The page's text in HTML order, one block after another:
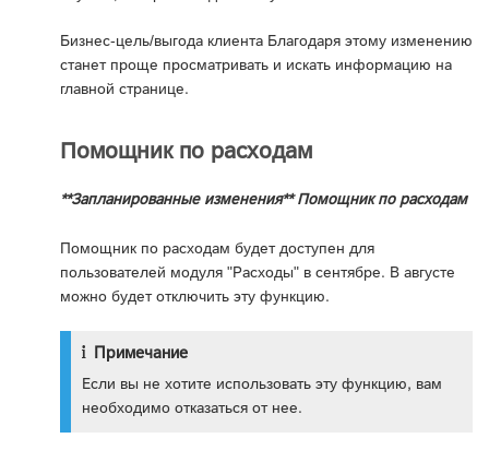
Бизнес-цель/выгода клиента Благодаря этому изменению
станет проще просматривать и искать информацию на
главной странице.
Помощник по расходам
**Запланированные изменения** Помощник по расходам
Помощник по расходам будет доступен для
пользователей модуля "Расходы" в сентябре. В августе
можно будет отключить эту функцию.
Примечание
Если вы не хотите использовать эту функцию, вам
необходимо отказаться от нее.